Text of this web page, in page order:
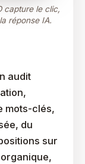
capture le clic,
réponse IA.
audit
mots-clés,
du
sur